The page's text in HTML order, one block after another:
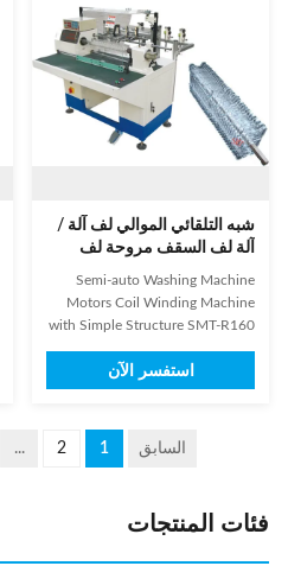
force. 3. Don't shake, rotate the
شبه التلقائي الموالي لف آلة /
آلة لف السقف مروحة لف
Semi-auto Washing Machine
Motors Coil Winding Machine
with Simple Structure SMT-R160
and multi layer winding . 2. Wind
1-8 coils simultaneously at a time
starting winding position , idling
start ,double-ended
استفسر الآن
السابق 1
2
...
فئات المنتجات